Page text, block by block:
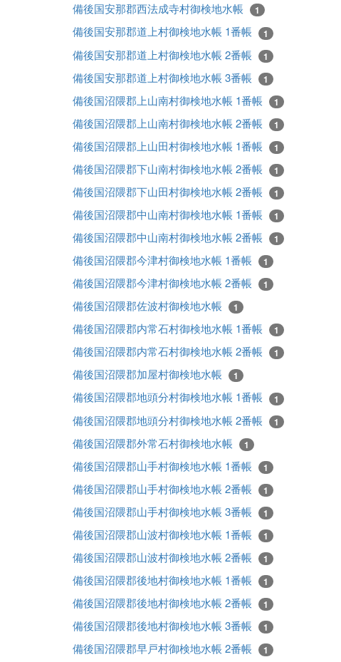
備後国安那郡西法成寺村御検地水帳 1
備後国安那郡道上村御検地水帳 1番帳 1
備後国安那郡道上村御検地水帳 2番帳 1
備後国安那郡道上村御検地水帳 3番帳 1
備後国沼隈郡上山南村御検地水帳 1番帳 1
備後国沼隈郡上山南村御検地水帳 2番帳 1
備後国沼隈郡上山田村御検地水帳 1番帳 1
備後国沼隈郡下山南村御検地水帳 2番帳 1
備後国沼隈郡下山田村御検地水帳 2番帳 1
備後国沼隈郡中山南村御検地水帳 1番帳 1
備後国沼隈郡中山南村御検地水帳 2番帳 1
備後国沼隈郡今津村御検地水帳 1番帳 1
備後国沼隈郡今津村御検地水帳 2番帳 1
備後国沼隈郡佐波村御検地水帳 1
備後国沼隈郡内常石村御検地水帳 1番帳 1
備後国沼隈郡内常石村御検地水帳 2番帳 1
備後国沼隈郡加屋村御検地水帳 1
備後国沼隈郡地頭分村御検地水帳 1番帳 1
備後国沼隈郡地頭分村御検地水帳 2番帳 1
備後国沼隈郡外常石村御検地水帳 1
備後国沼隈郡山手村御検地水帳 1番帳 1
備後国沼隈郡山手村御検地水帳 2番帳 1
備後国沼隈郡山手村御検地水帳 3番帳 1
備後国沼隈郡山波村御検地水帳 1番帳 1
備後国沼隈郡山波村御検地水帳 2番帳 1
備後国沼隈郡後地村御検地水帳 1番帳 1
備後国沼隈郡後地村御検地水帳 2番帳 1
備後国沼隈郡後地村御検地水帳 3番帳 1
備後国沼隈郡早戸村御検地水帳 2番帳 1